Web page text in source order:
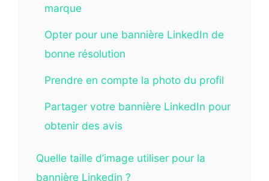
marque
Opter pour une bannière LinkedIn de
bonne résolution
Prendre en compte la photo du profil
Partager votre bannière LinkedIn pour
obtenir des avis
Quelle taille d’image utiliser pour la
bannière Linkedin ?